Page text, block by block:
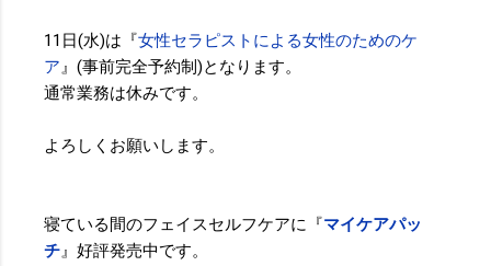
11日(水)は『女性セラピストによる女性のためのケ
ア 』(事前完全予約制)となります。
通常業務は休みです。
よろしくお願いします。
寝ている間のフェイスセルフケアに『マイケアパッ
チ 』好評発売中です。